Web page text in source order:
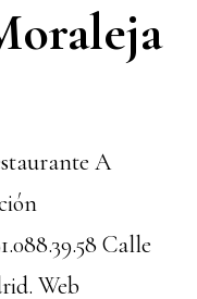
A
Calle
Web